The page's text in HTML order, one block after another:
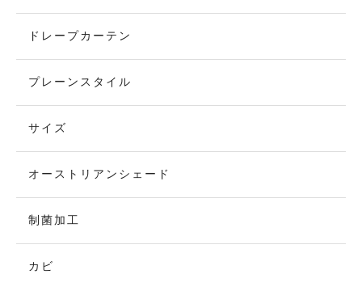
ドレープカーテン
プレーンスタイル
サイズ
オーストリアンシェード
制菌加工
カビ